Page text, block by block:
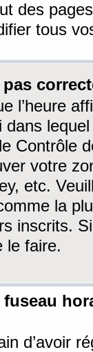
des
tous
pas
l’heure
dans
Contrôle
votre
etc.
la
inscrits.
le faire.
fuseau
d’avoir